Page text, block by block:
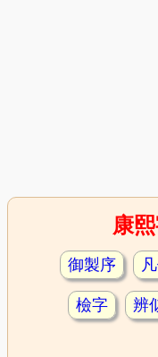
康
御製序
檢字 辨